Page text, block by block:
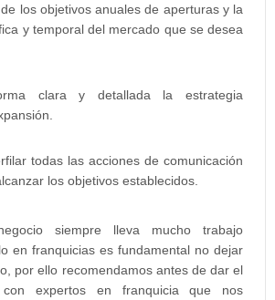
los objetivos anuales de aperturas y la
y temporal del mercado que se desea
clara y detallada la estrategia
todas las acciones de comunicación
los objetivos establecidos.
siempre lleva mucho trabajo
en franquicias es fundamental no dejar
por ello recomendamos antes de dar el
con expertos en franquicia que nos